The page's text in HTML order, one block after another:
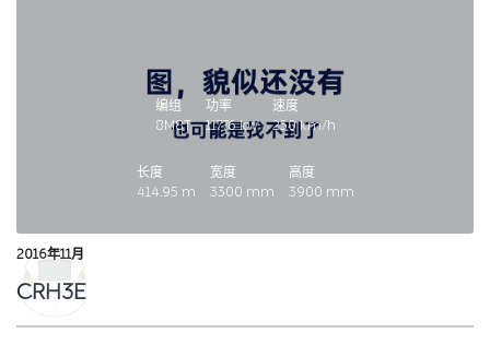
编组
8M8T
功率
11776kw
速度
250km/h
长度
414.95 m
宽度
3300 mm
高度
3900 mm
2016年11月
CRH3E